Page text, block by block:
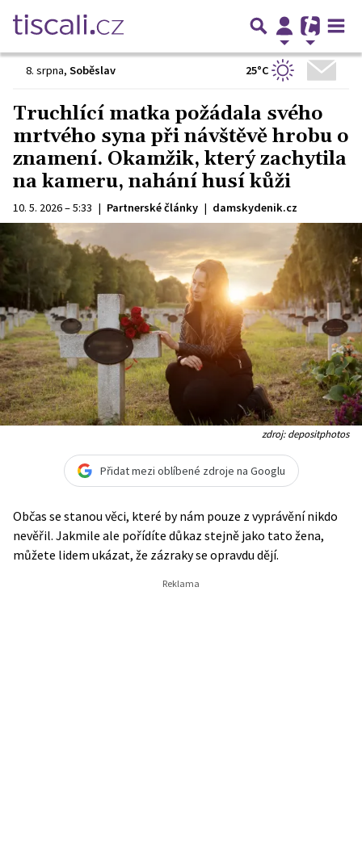
8. srpna, Soběslav 25°C
Truchlící matka požádala svého
mrtvého syna při návštěvě hrobu o
znamení. Okamžik, který zachytila
na kameru, nahání husí kůži
10. 5. 2026 – 5:33 | Partnerské články | damskydenik.cz
zdroj: depositphotos
Přidat mezi oblíbené zdroje na Googlu
Občas se stanou věci, které by nám pouze z vyprávění nikdo
nevěřil. Jakmile ale pořídíte důkaz stejně jako tato žena,
můžete lidem ukázat, že zázraky se opravdu dějí.